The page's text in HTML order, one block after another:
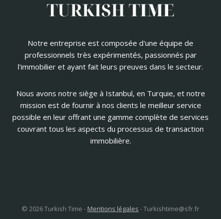
Notre entreprise est composée d'une équipe de
professionnels très expérimentés, passionnés par
l'immobilier et ayant fait leurs preuves dans le secteur.
Nous avons notre siège à Istanbul, en Turquie, et notre
mission est de fournir à nos clients le meilleur service
possible en leur offrant une gamme complète de services
couvrant tous les aspects du processus de transaction
immobilière.
© 2026 Turkish Time - Mentions légales -Turkishtime@sfr.fr